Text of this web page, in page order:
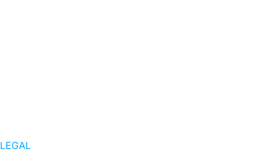
LEGAL